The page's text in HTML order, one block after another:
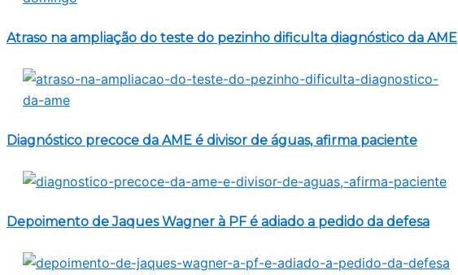
Atraso na ampliação do teste do pezinho dificulta diagnóstico da AME
Diagnóstico precoce da AME é divisor de águas, afirma paciente
Depoimento de Jaques Wagner à PF é adiado a pedido da defesa